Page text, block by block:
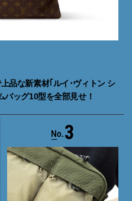
品な新素材｢ルイ･ヴィトン シ
バッグ10型を全部見せ！
3